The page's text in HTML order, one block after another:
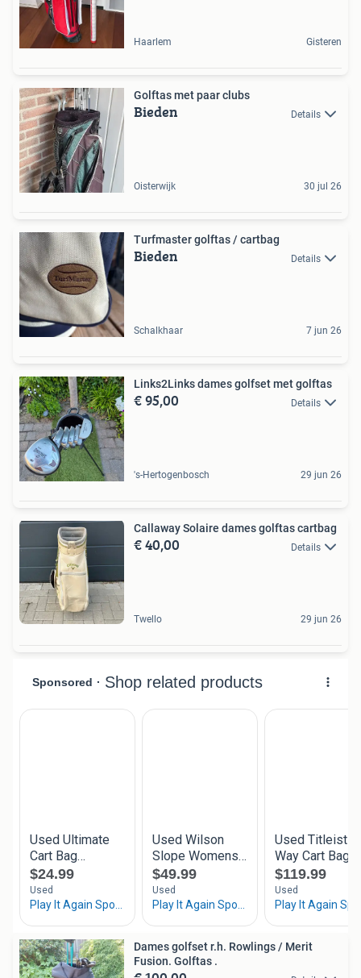
Haarlem Gisteren
Golftas met paar clubs
Bieden Details
Oisterwijk 30 jul 26
Turfmaster golftas / cartbag
Bieden Details
Schalkhaar 7 jun 26
Links2Links dames golfset met golftas
€ 95,00 Details
's-Hertogenbosch 29 jun 26
Callaway Solaire dames golftas cartbag
€ 40,00 Details
Twello 29 jun 26
Dames golfset r.h. Rowlings / Merit
Fusion. Golftas .